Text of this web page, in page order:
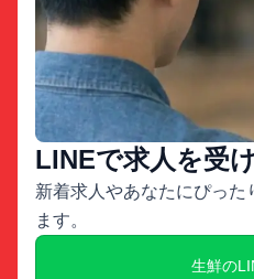
LINEで求人を受
新着求人やあなたにぴった
ます。
生鮮の